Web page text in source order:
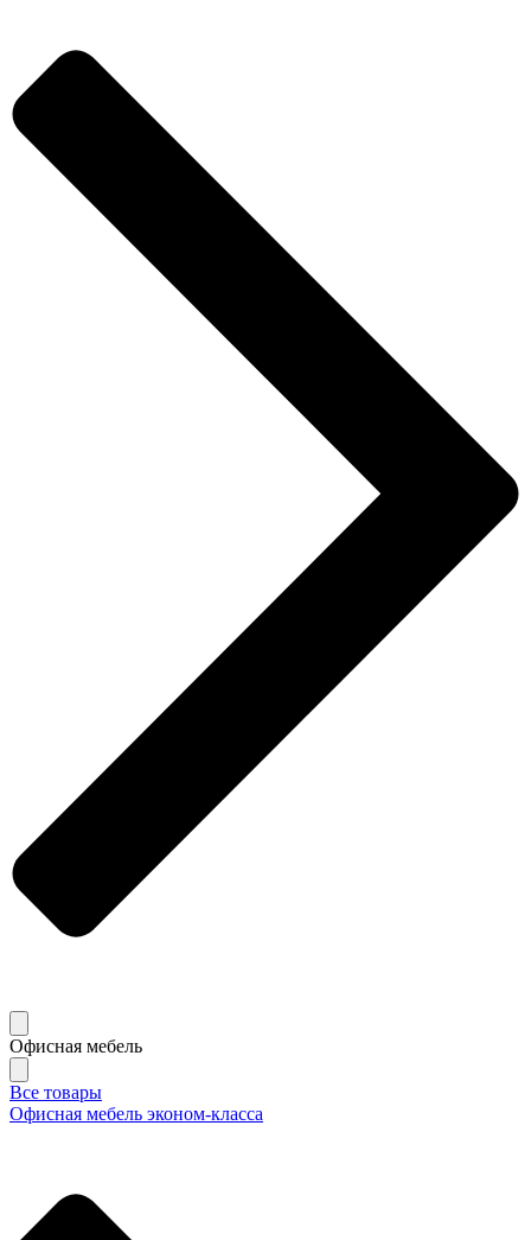
Офисная мебель
Все товары
Офисная мебель эконом-класса